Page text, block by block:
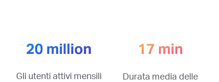
Gli utenti attivi mensili
Durata media delle